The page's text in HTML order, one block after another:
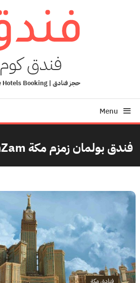
فندق كوم
حجز فنادق | Online Hotels Booking
Menu
فندق بولمان زمزم مكة Pullman ZamZam
فنادق مكة